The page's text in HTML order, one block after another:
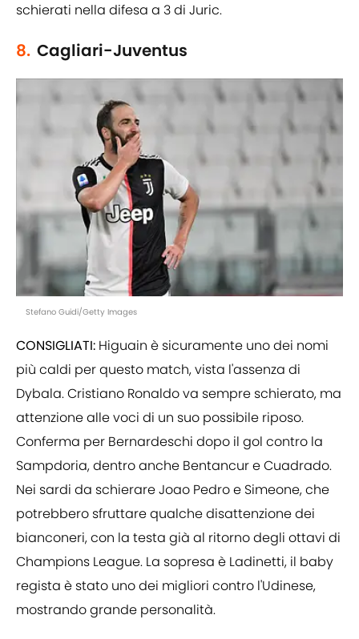
schierati nella difesa a 3 di Juric.
8. Cagliari-Juventus
Stefano Guidi/Getty Images
CONSIGLIATI: Higuain è sicuramente uno dei nomi
più caldi per questo match, vista l'assenza di
Dybala. Cristiano Ronaldo va sempre schierato, ma
attenzione alle voci di un suo possibile riposo.
Conferma per Bernardeschi dopo il gol contro la
Sampdoria, dentro anche Bentancur e Cuadrado.
Nei sardi da schierare Joao Pedro e Simeone, che
potrebbero sfruttare qualche disattenzione dei
bianconeri, con la testa già al ritorno degli ottavi di
Champions League. La sopresa è Ladinetti, il baby
regista è stato uno dei migliori contro l'Udinese,
mostrando grande personalità.